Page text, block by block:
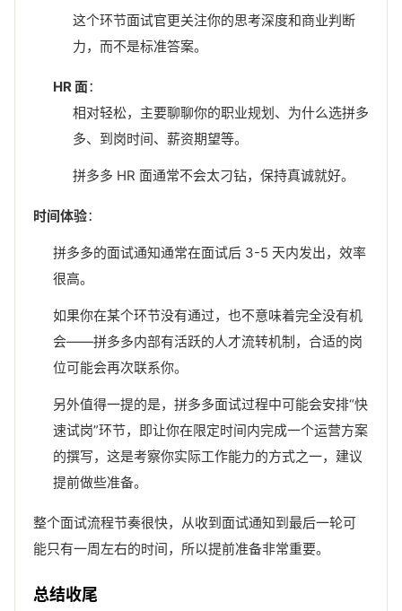
这个环节面试官更关注你的思考深度和商业判断
力，而不是标准答案。
HR 面：
相对轻松，主要聊聊你的职业规划、为什么选拼多
多、到岗时间、薪资期望等。
拼多多 HR 面通常不会太刁钻，保持真诚就好。
时间体验：
拼多多的面试通知通常在面试后 3-5 天内发出，效率
很高。
如果你在某个环节没有通过，也不意味着完全没有机
会——拼多多内部有活跃的人才流转机制，合适的岗
位可能会再次联系你。
另外值得一提的是，拼多多面试过程中可能会安排“快
速试岗”环节，即让你在限定时间内完成一个运营方案
的撰写，这是考察你实际工作能力的方式之一，建议
提前做些准备。
整个面试流程节奏很快，从收到面试通知到最后一轮可
能只有一周左右的时间，所以提前准备非常重要。
总结收尾